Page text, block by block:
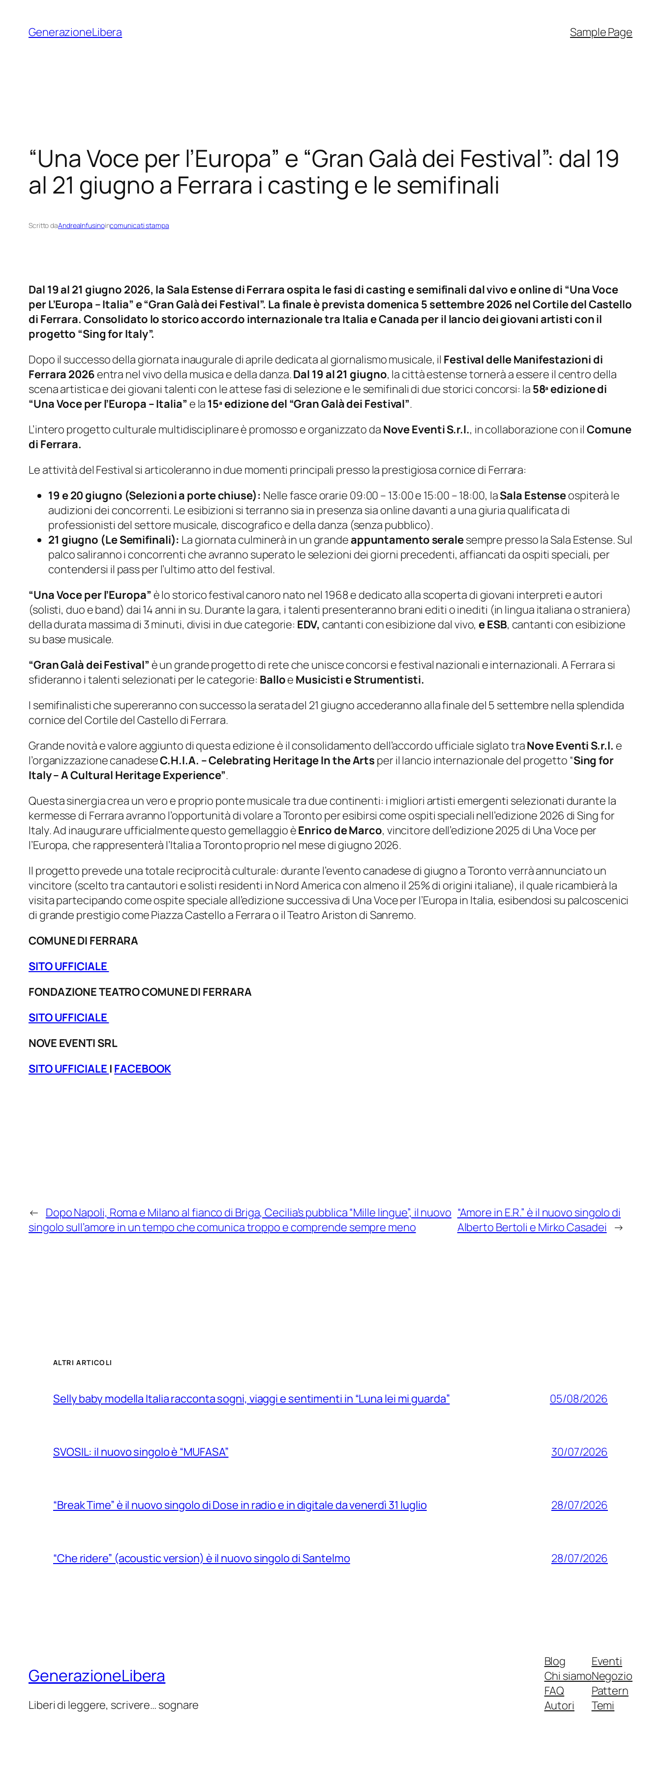
contenuto
GenerazioneLibera Sample Page
“Una Voce per l’Europa” e “Gran Galà dei Festival”: dal 19
al 21 giugno a Ferrara i casting e le semifinali
Scritto daAndreaInfusinoincomunicati stampa
Dal 19 al 21 giugno 2026, la Sala Estense di Ferrara ospita le fasi di casting e semifinali dal vivo e online di “Una Voce
per L’Europa – Italia” e “Gran Galà dei Festival”. La finale è prevista domenica 5 settembre 2026 nel Cortile del Castello
di Ferrara. Consolidato lo storico accordo internazionale tra Italia e Canada per il lancio dei giovani artisti con il
progetto “Sing for Italy”.
Dopo il successo della giornata inaugurale di aprile dedicata al giornalismo musicale, il Festival delle Manifestazioni di
Ferrara 2026 entra nel vivo della musica e della danza.Dal 19 al 21 giugno, la città estense tornerà a essere il centro della
scena artistica e dei giovani talenti con le attese fasi di selezione e le semifinali di due storici concorsi: la 58ª edizione di
“Una Voce per l’Europa – Italia” e la 15ª edizione del “Gran Galà dei Festival”.
L’intero progetto culturale multidisciplinare è promosso e organizzato da Nove Eventi S.r.l., in collaborazione con ilComune
di Ferrara.
Le attività del Festival si articoleranno in due momenti principali presso la prestigiosa cornice di Ferrara:
19 e 20 giugno (Selezioni a porte chiuse): Nelle fasce orarie 09:00 – 13:00 e 15:00 – 18:00, laSala Estenseospiterà le
audizioni dei concorrenti. Le esibizioni si terranno sia in presenza sia online davanti a una giuria qualificata di
professionisti del settore musicale, discografico e della danza (senza pubblico).
21 giugno (Le Semifinali): La giornata culminerà in un grandeappuntamento seralesempre presso la Sala Estense. Sul
palco saliranno i concorrenti che avranno superato le selezioni dei giorni precedenti, affiancati da ospiti speciali, per
contendersi il pass per l’ultimo atto del festival.
“Una Voce per l’Europa” è lo storico festival canoro nato nel 1968 e dedicato alla scoperta di giovani interpreti e autori
(solisti, duo e band) dai 14 anni in su. Durante la gara, i talenti presenteranno brani editi o inediti (in lingua italiana o straniera)
della durata massima di 3 minuti, divisi in due categorie: EDV, cantanti con esibizione dal vivo, e ESB, cantanti con esibizione
su base musicale.
“Gran Galà dei Festival” è un grande progetto di rete che unisce concorsi e festival nazionali e internazionali. A Ferrara si
sfideranno i talenti selezionati per le categorie: Balloe Musicisti e Strumentisti.
I semifinalisti che supereranno con successo la serata del 21 giugno accederanno alla finale del 5 settembre nella splendida
cornice del Cortile del Castello di Ferrara.
Grande novità e valore aggiunto di questa edizione è il consolidamento dell’accordo ufficiale siglato traNove Eventi S.r.l. e
l’organizzazione canadeseC.H.I.A. – Celebrating Heritage In the Arts per il lancio internazionale del progetto “Sing for
Italy – A Cultural Heritage Experience”.
Questa sinergia crea un vero e proprio ponte musicale tra due continenti: i migliori artisti emergenti selezionati durante la
kermesse di Ferrara avranno l’opportunità di volare a Toronto per esibirsi come ospiti speciali nell’edizione 2026 diSing for
Italy. Ad inaugurare ufficialmente questo gemellaggio èEnrico de Marco, vincitore dell’edizione 2025 di Una Voce per
l’Europa, che rappresenterà l’Italia a Toronto proprio nel mese di giugno 2026.
Il progetto prevede una totale reciprocità culturale: durante l’evento canadese di giugno a Toronto verrà annunciato un
vincitore (scelto tra cantautori e solisti residenti in Nord America con almeno il 25% di origini italiane), il quale ricambierà la
visita partecipando come ospite speciale all’edizione successiva di Una Voce per l’Europa in Italia, esibendosi su palcoscenici
di grande prestigio come Piazza Castello a Ferrara o il Teatro Ariston di Sanremo.
COMUNE DI FERRARA
SITO UFFICIALE
FONDAZIONE TEATRO COMUNE DI FERRARA
SITO UFFICIALE
NOVE EVENTI SRL
SITO UFFICIALE | FACEBOOK
← Dopo Napoli, Roma e Milano al fianco di Briga, Cecilia’s pubblica “Mille lingue”, il nuovo
singolo sull’amore in un tempo che comunica troppo e comprende sempre meno
“Amore in E.R.” è il nuovo singolo di
Alberto Bertoli e Mirko Casadei →
ALTRI ARTICOLI
Selly baby modella Italia racconta sogni, viaggi e sentimenti in “Luna lei mi guarda” 05/08/2026
SVOSIL: il nuovo singolo è “MUFASA” 30/07/2026
“Break Time” è il nuovo singolo di Dose in radio e in digitale da venerdì 31 luglio 28/07/2026
“Che ridere” (acoustic version) è il nuovo singolo di Santelmo 28/07/2026
GenerazioneLibera
Liberi di leggere, scrivere… sognare
Blog
Chi siamo
FAQ
Autori
Eventi
Negozio
Pattern
Temi